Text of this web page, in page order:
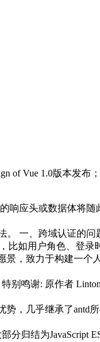
of Vue 1.0版本发布
响应头或数据体将
。 一、跨域认证的
比如用户角色、登
，致力于构建一个
特别鸣谢: 原作者
，几乎继承了antd
分归结为JavaScript